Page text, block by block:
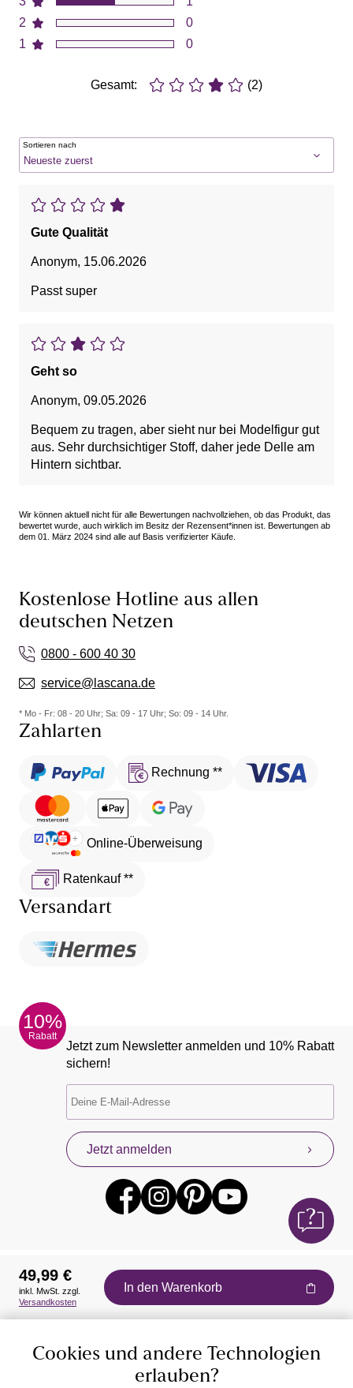
2
1
0
0
Gesamt: (2)
Sortieren nach
Gute Qualität
Anonym, 15.06.2026
Passt super
Geht so
Anonym, 09.05.2026
Bequem zu tragen, aber sieht nur bei Modelfigur gut
aus. Sehr durchsichtiger Stoff, daher jede Delle am
Hintern sichtbar.
Wir können aktuell nicht für alle Bewertungen nachvollziehen, ob das Produkt, das
bewertet wurde, auch wirklich im Besitz der Rezensent*innen ist. Bewertungen ab
dem 01. März 2024 sind alle auf Basis verifizierter Käufe.
Kostenlose Hotline aus allen
deutschen Netzen
0800 - 600 40 30
service@lascana.de
* Mo - Fr: 08 - 20 Uhr; Sa: 09 - 17 Uhr; So: 09 - 14 Uhr.
Zahlarten
Rechnung **
Online-Überweisung
Ratenkauf **
Versandart
10%
Rabatt
Jetzt zum Newsletter anmelden und 10% Rabatt
sichern!
Jetzt anmelden
Auszeichnungen
49,99 €
inkl. MwSt. zzgl.
Versandkosten
In den Warenkorb
Cookies und andere Technologien
erlauben?